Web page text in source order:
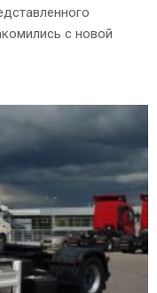
с новой